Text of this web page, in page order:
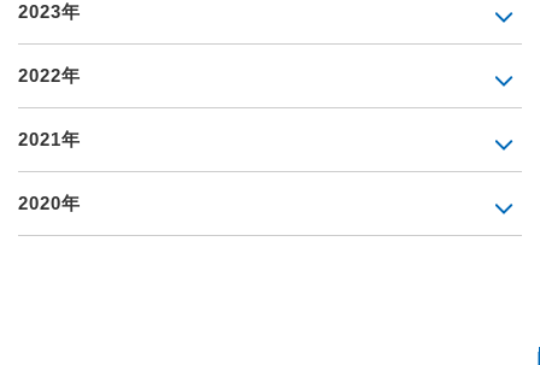
2023年
2022年
2021年
2020年